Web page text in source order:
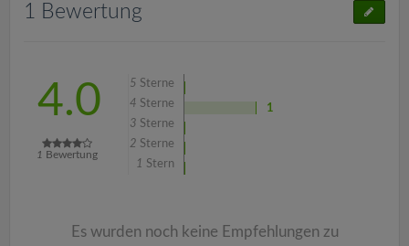
1 Bewertung
4.0
1 Bewertung
5 Sterne
4 Sterne
1
3 Sterne
2 Sterne
1 Stern
Es wurden noch keine Empfehlungen zu